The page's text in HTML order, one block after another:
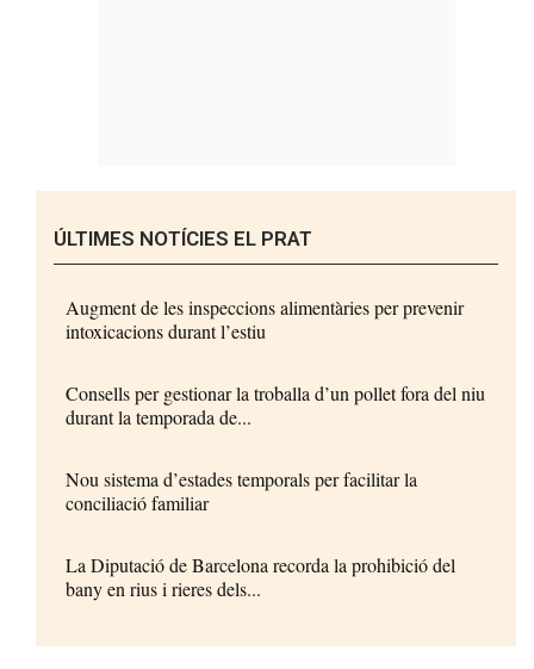
ÚLTIMES NOTÍCIES EL PRAT
Augment de les inspeccions alimentàries per prevenir
intoxicacions durant l’estiu
Consells per gestionar la troballa d’un pollet fora del niu
durant la temporada de...
Nou sistema d’estades temporals per facilitar la
conciliació familiar
La Diputació de Barcelona recorda la prohibició del
bany en rius i rieres dels...